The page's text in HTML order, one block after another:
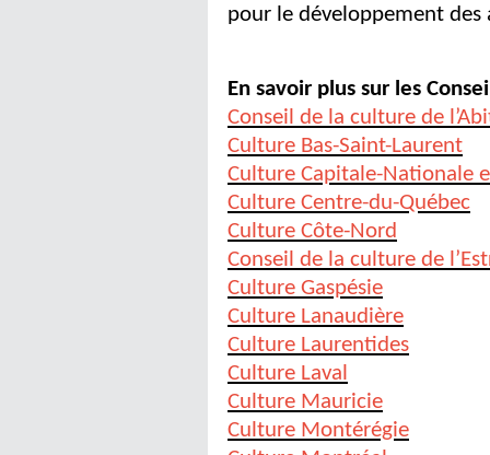
pour le développement
En savoir plus sur les
Conseil de la culture de
Culture Bas-Saint-Laurent
Culture Capitale-Nationale
Culture Centre-du-Québec
Culture Côte-Nord
Conseil de la culture de
Culture Gaspésie
Culture Lanaudière
Culture Laurentides
Culture Laval
Culture Mauricie
Culture Montérégie